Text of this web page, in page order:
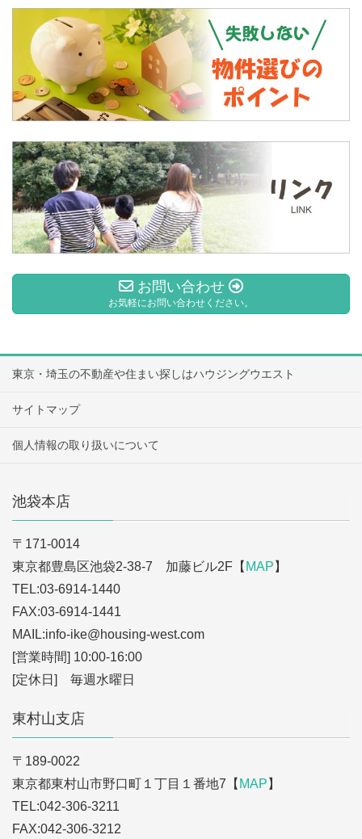
お問い合わせ
お気軽にお問い合わせください。
東京・埼玉の不動産や住まい探しはハウジングウエスト
サイトマップ
個人情報の取り扱いについて
池袋本店
〒171-0014
東京都豊島区池袋2-38-7 加藤ビル2F【 MAP 】
TEL:03-6914-1440
FAX:03-6914-1441
MAIL:info-ike@housing-west.com
[営業時間] 10:00-16:00
[定休日] 毎週水曜日
東村山支店
〒189-0022
東京都東村山市野口町１丁目１番地7【 MAP 】
TEL:042-306-3211
FAX:042-306-3212